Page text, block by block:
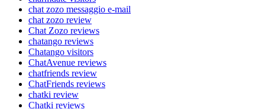
chat zozo messaggio e-mail
chat zozo review
Chat Zozo reviews
chatango reviews
Chatango visitors
ChatAvenue reviews
chatfriends review
ChatFriends reviews
chatki review
Chatki reviews